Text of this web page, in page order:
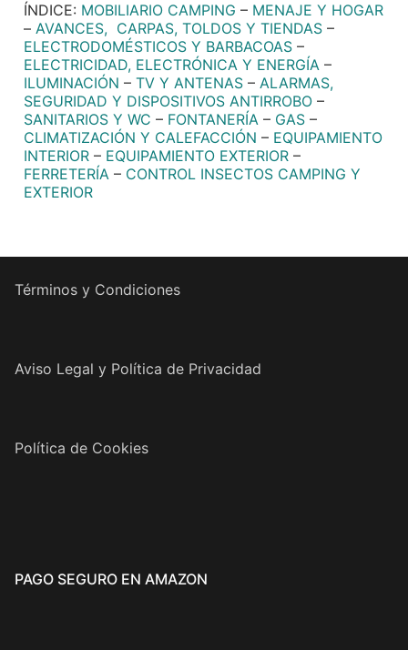
ÍNDICE: MOBILIARIO CAMPING – MENAJE Y HOGAR
– AVANCES, CARPAS, TOLDOS Y TIENDAS –
ELECTRODOMÉSTICOS Y BARBACOAS –
ELECTRICIDAD, ELECTRÓNICA Y ENERGÍA –
ILUMINACIÓN – TV Y ANTENAS – ALARMAS,
SEGURIDAD Y DISPOSITIVOS ANTIRROBO –
SANITARIOS Y WC – FONTANERÍA – GAS –
CLIMATIZACIÓN Y CALEFACCIÓN – EQUIPAMIENTO
INTERIOR – EQUIPAMIENTO EXTERIOR –
FERRETERÍA – CONTROL INSECTOS CAMPING Y
EXTERIOR
Términos y Condiciones
Aviso Legal y Política de Privacidad
Política de Cookies
PAGO SEGURO EN AMAZON